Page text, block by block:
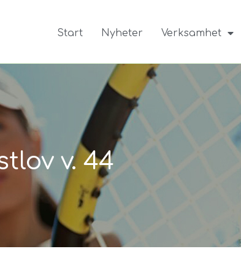
Start Nyheter Verksamhet
v. 44